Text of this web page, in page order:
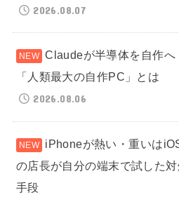
2026.08.07
Claudeが半導体を自作
「人類最大の自作PC」とは
2026.08.06
iPhoneが熱い・重いは
の店長が自分の端末で試した
手段